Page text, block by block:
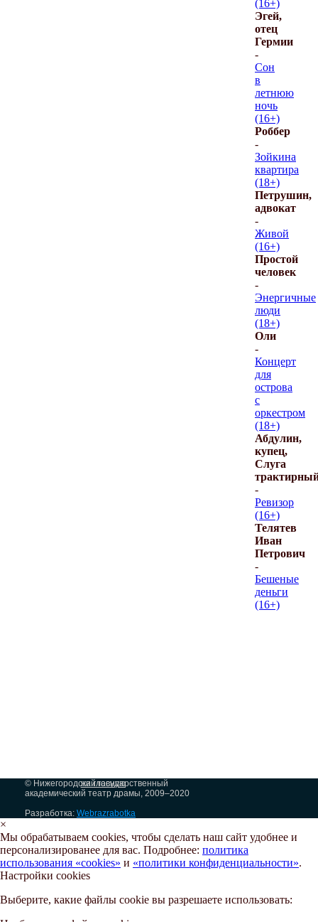
на главную
(16+)
Эгей,
отец
Гермии
-
Сон
в
летнюю
ночь
(16+)
Роббер
-
Зойкина
квартира
(18+)
Петрушин,
адвокат
-
Живой
(16+)
Простой
человек
-
Энергичные
люди
(18+)
Оли
-
Концерт
для
острова
с
оркестром
(18+)
Абдулин,
купец,
Слуга
-
Ревизор
(16+)
Телятев
Иван
Петрович
-
Бешеные
деньги
(16+)
© Нижегородский государственный
академический театр драмы, 2009–2020
Разработка: Webrazrabotka
×
Мы обрабатываем cookies, чтобы сделать наш сайт удобнее и
персонализированее для вас. Подробнее: политика
использования «cookies» и «политики конфиденциальности».
Настройки cookies
Выберите, какие файлы cookie вы разрешаете использовать: